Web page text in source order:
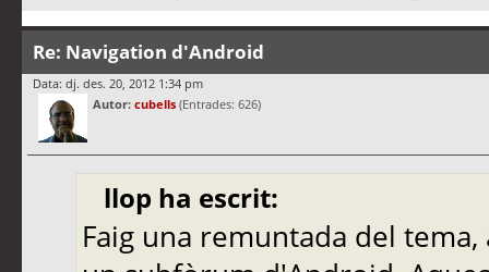
Re: Navigation d'Android
Data: dj. des. 20, 2012 1:34 pm
Autor: cubells (Entrades: 626)
llop ha escrit:
Faig una remuntada del